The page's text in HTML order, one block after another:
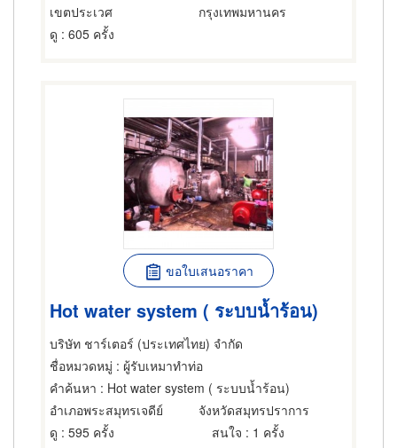
เขตประเวศ
กรุงเทพมหานคร
ดู : 605 ครั้ง
ขอใบเสนอราคา
Hot water system ( ระบบน้ำร้อน)
บริษัท ชาร์เตอร์ (ประเทศไทย) จำกัด
ชื่อหมวดหมู่ : ผู้รับเหมาทำท่อ
คำค้นหา : Hot water system ( ระบบน้ำร้อน)
อำเภอพระสมุทรเจดีย์
จังหวัดสมุทรปราการ
ดู : 595 ครั้ง สนใจ : 1 ครั้ง